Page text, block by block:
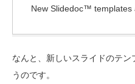
New Slidedoc™ templates
なんと、新しいスライドのテ
うのです。